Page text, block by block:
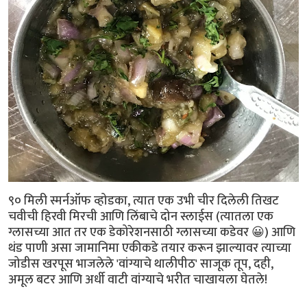
९० मिली स्मर्नऑफ व्होडका, त्यात एक उभी चीर दिलेली तिखट
चवीची हिरवी मिरची आणि लिंबाचे दोन स्लाईस (त्यातला एक
ग्लासच्या आत तर एक डेकोरेशनसाठी ग्लासच्या कडेवर 😀) आणि
थंड पाणी असा जामानिमा एकीकडे तयार करून झाल्यावर त्याच्या
जोडीस खरपूस भाजलेले 'वांग्याचे थालीपीठ' साजूक तूप, दही,
अमूल बटर आणि अर्धी वाटी वांग्याचे भरीत चाखायला घेतले!